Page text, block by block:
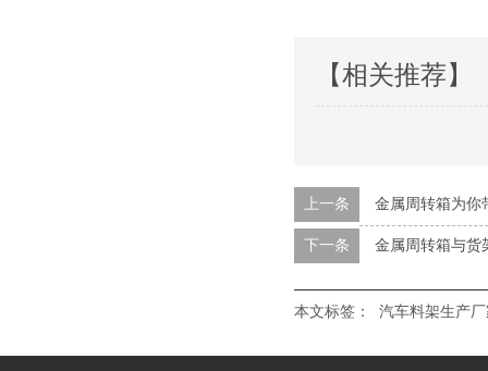
【相关推荐】
上一条 金属周转箱为你
下一条 金属周转箱与货
本文标签： 汽车料架生产